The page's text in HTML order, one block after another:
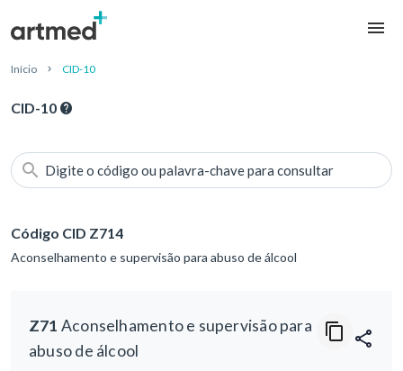
Início CID-10
CID-10
Digite o código ou palavra-chave para consultar
Código CID Z714
Aconselhamento e supervisão para abuso de álcool
Z71 Aconselhamento e supervisão para
abuso de álcool